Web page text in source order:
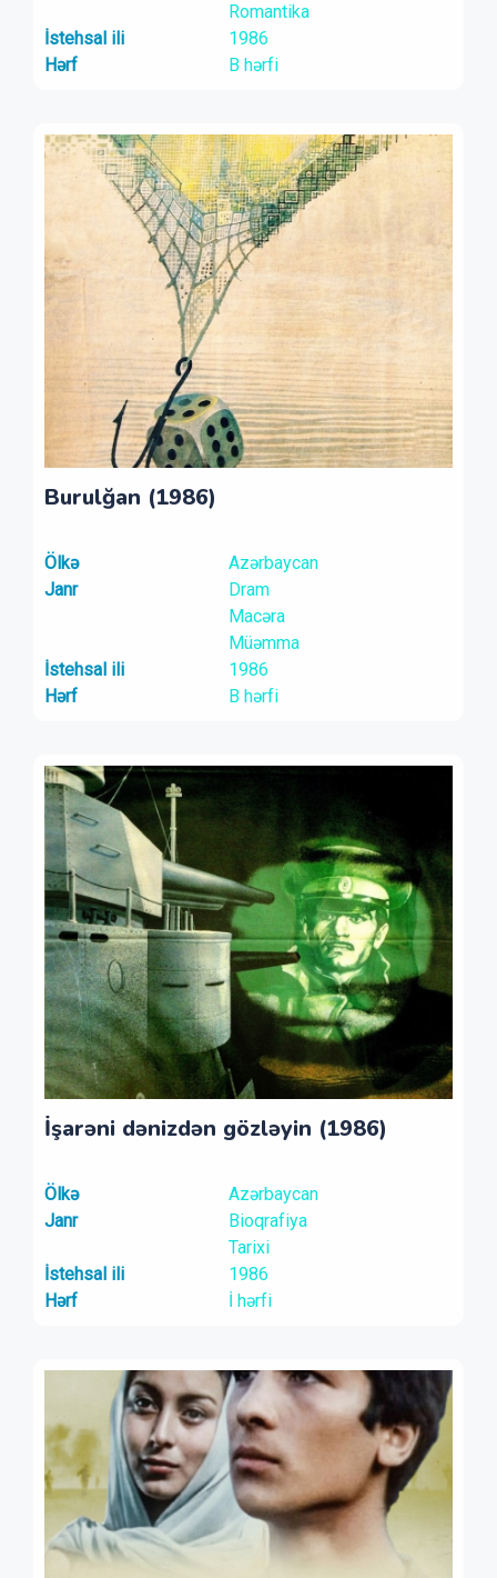
Romantika
İstehsal ili
1986
Hərf
B hərfi
Burulğan (1986)
Ölkə
Azərbaycan
Janr
Dram
Macəra
Müəmma
İstehsal ili
1986
Hərf
B hərfi
İşarəni dənizdən gözləyin (1986)
Ölkə
Azərbaycan
Janr
Bioqrafiya
Tarixi
İstehsal ili
1986
Hərf
İ hərfi